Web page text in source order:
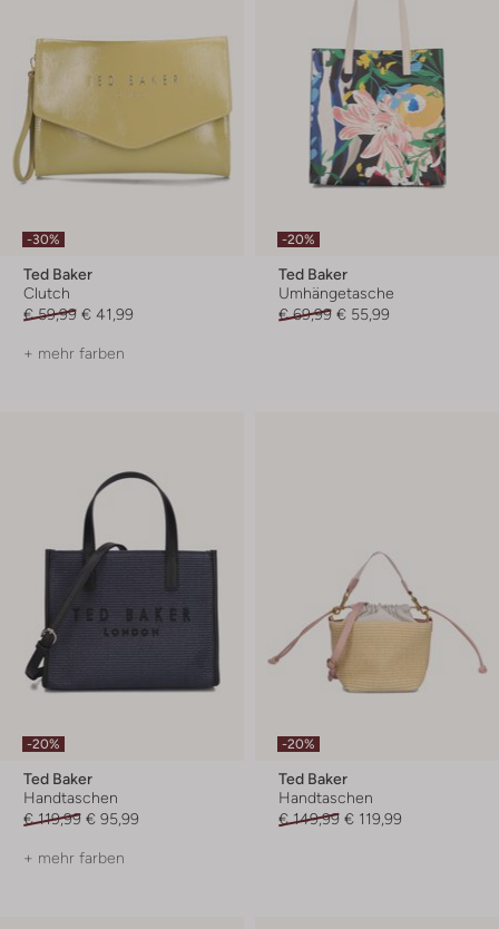
-30%
Ted Baker
Clutch
€ 59,99 € 41,99
+ mehr farben
-20%
Ted Baker
Umhängetasche
€ 69,99 € 55,99
-20%
Ted Baker
Handtaschen
€ 119,99 € 95,99
+ mehr farben
-20%
Ted Baker
Handtaschen
€ 149,99 € 119,99